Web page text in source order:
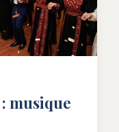
musique